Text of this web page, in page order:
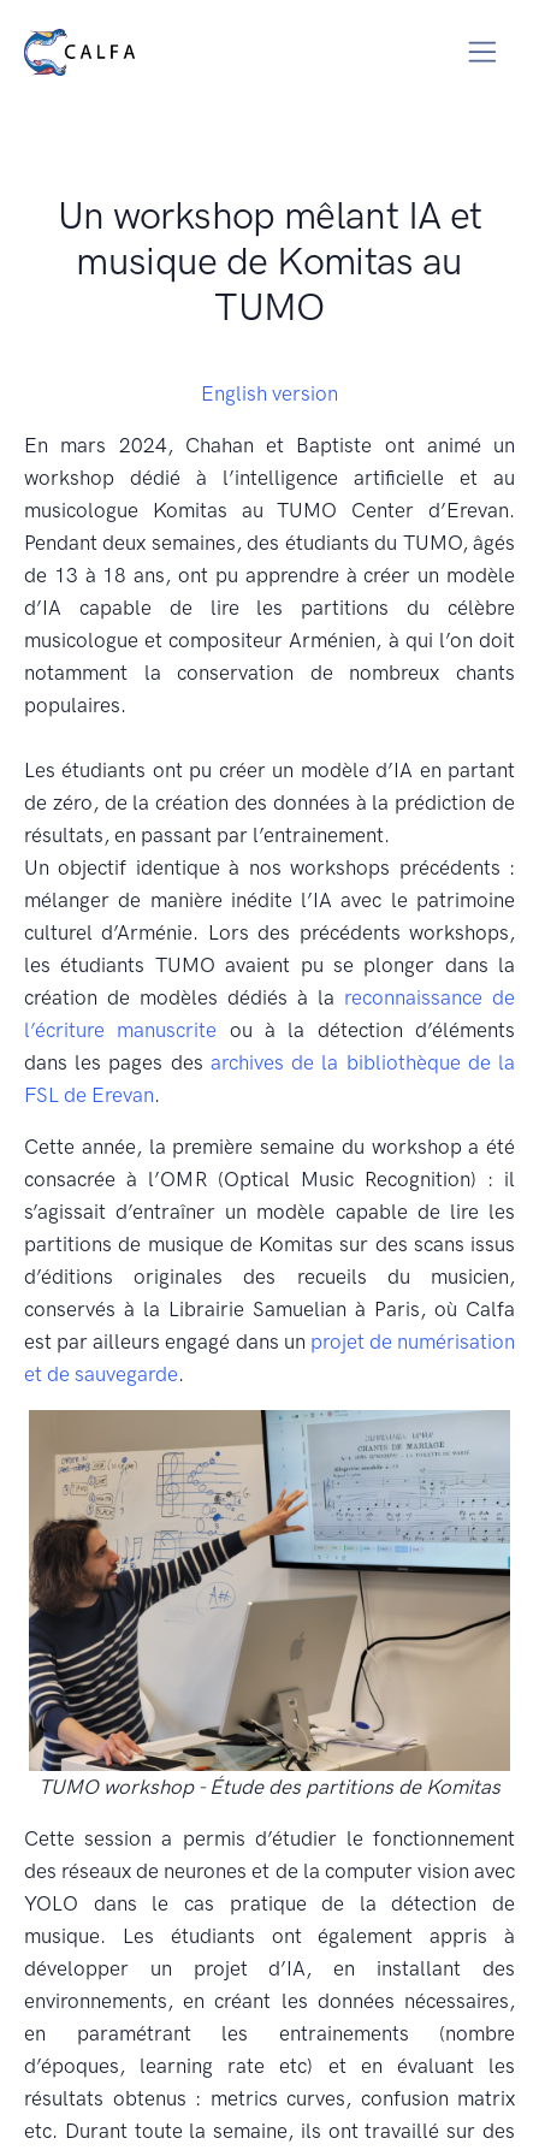
Un workshop mêlant IA et
musique de Komitas au
TUMO
English version
En mars 2024, Chahan et Baptiste ont animé un
workshop dédié à l’intelligence artificielle et au
musicologue Komitas au TUMO Center d’Erevan.
Pendant deux semaines, des étudiants du TUMO, âgés
de 13 à 18 ans, ont pu apprendre à créer un modèle
d’IA capable de lire les partitions du célèbre
musicologue et compositeur Arménien, à qui l’on doit
notamment la conservation de nombreux chants
populaires.
Les étudiants ont pu créer un modèle d’IA en partant
de zéro, de la création des données à la prédiction de
résultats, en passant par l’entrainement.
Un objectif identique à nos workshops précédents :
mélanger de manière inédite l’IA avec le patrimoine
culturel d’Arménie. Lors des précédents workshops,
les étudiants TUMO avaient pu se plonger dans la
création de modèles dédiés à la reconnaissance de
l’écriture manuscrite ou à la détection d’éléments
dans les pages des archives de la bibliothèque de la
FSL de Erevan.
Cette année, la première semaine du workshop a été
consacrée à l’OMR (Optical Music Recognition) : il
s’agissait d’entraîner un modèle capable de lire les
partitions de musique de Komitas sur des scans issus
d’éditions originales des recueils du musicien,
conservés à la Librairie Samuelian à Paris, où Calfa
est par ailleurs engagé dans un projet de numérisation
et de sauvegarde.
TUMO workshop - Étude des partitions de Komitas
Cette session a permis d’étudier le fonctionnement
des réseaux de neurones et de la computer vision avec
YOLO dans le cas pratique de la détection de
musique. Les étudiants ont également appris à
développer un projet d’IA, en installant des
environnements, en créant les données nécessaires,
en paramétrant les entrainements (nombre
d’époques, learning rate etc) et en évaluant les
résultats obtenus : metrics curves, confusion matrix
etc. Durant toute la semaine, ils ont travaillé sur des